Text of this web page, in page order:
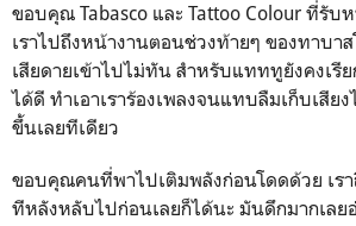
ขอบคุณ Tabasco และ Tattoo Colour ที่รับ
เราไปถึงหน้างานตอนช่วงท้ายๆ ของทาบา
เสียดายเข้าไปไม่ทัน สำหรับแทททูยังคงเรี
ได้ดี ทำเอาเราร้องเพลงจนแทบลืมเก็บเสี
ขึ้นเลยทีเดียว
ขอบคุณคนที่พาไปเติมพลังก่อนโดดด้วย เร
ทีหลังหลับไปก่อนเลยก็ได้นะ มันดึกมากเลยอ่